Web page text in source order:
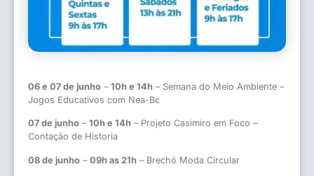
06 e 07 de junho – 10h e 14h – Semana do Meio Ambiente –
Jogos Educativos com Nea-Bc
07 de junho – 10h e 14h – Projeto Casimiro em Foco –
Contação de Historia
08 de junho – 09h as 21h – Brechó Moda Circular